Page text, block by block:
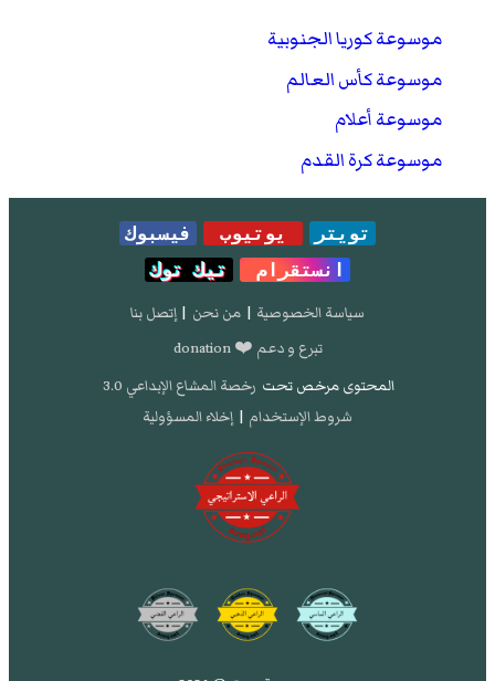
موسوعة كوريا الجنوبية
موسوعة كأس العالم
موسوعة أعلام
موسوعة كرة القدم
تويتر يوتيوب
فيسبوك
انستقرام
تيك توك
سياسة الخصوصية | من نحن | إتصل بنا
تبرع و دعم ❤️ donation
المحتوى مرخص تحت رخصة المشاع الإبداعي 3.0
شروط الإستخدام | إخلاء المسؤولية